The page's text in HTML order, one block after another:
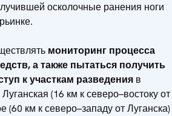
осколочные ранения ноги
мониторинг процесса
а также пытаться получить
к участкам разведения в
(16 км к северо–востоку от
(60 км к северо–западу от Луганска)